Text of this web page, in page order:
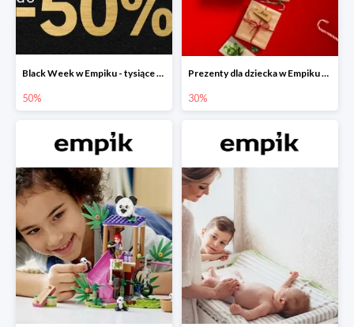
Black Week w Empiku - tysiące produktów do -50%
50%
Prezenty dla dziecka w Empiku do -30%
30%